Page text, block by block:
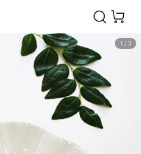
1 / 3